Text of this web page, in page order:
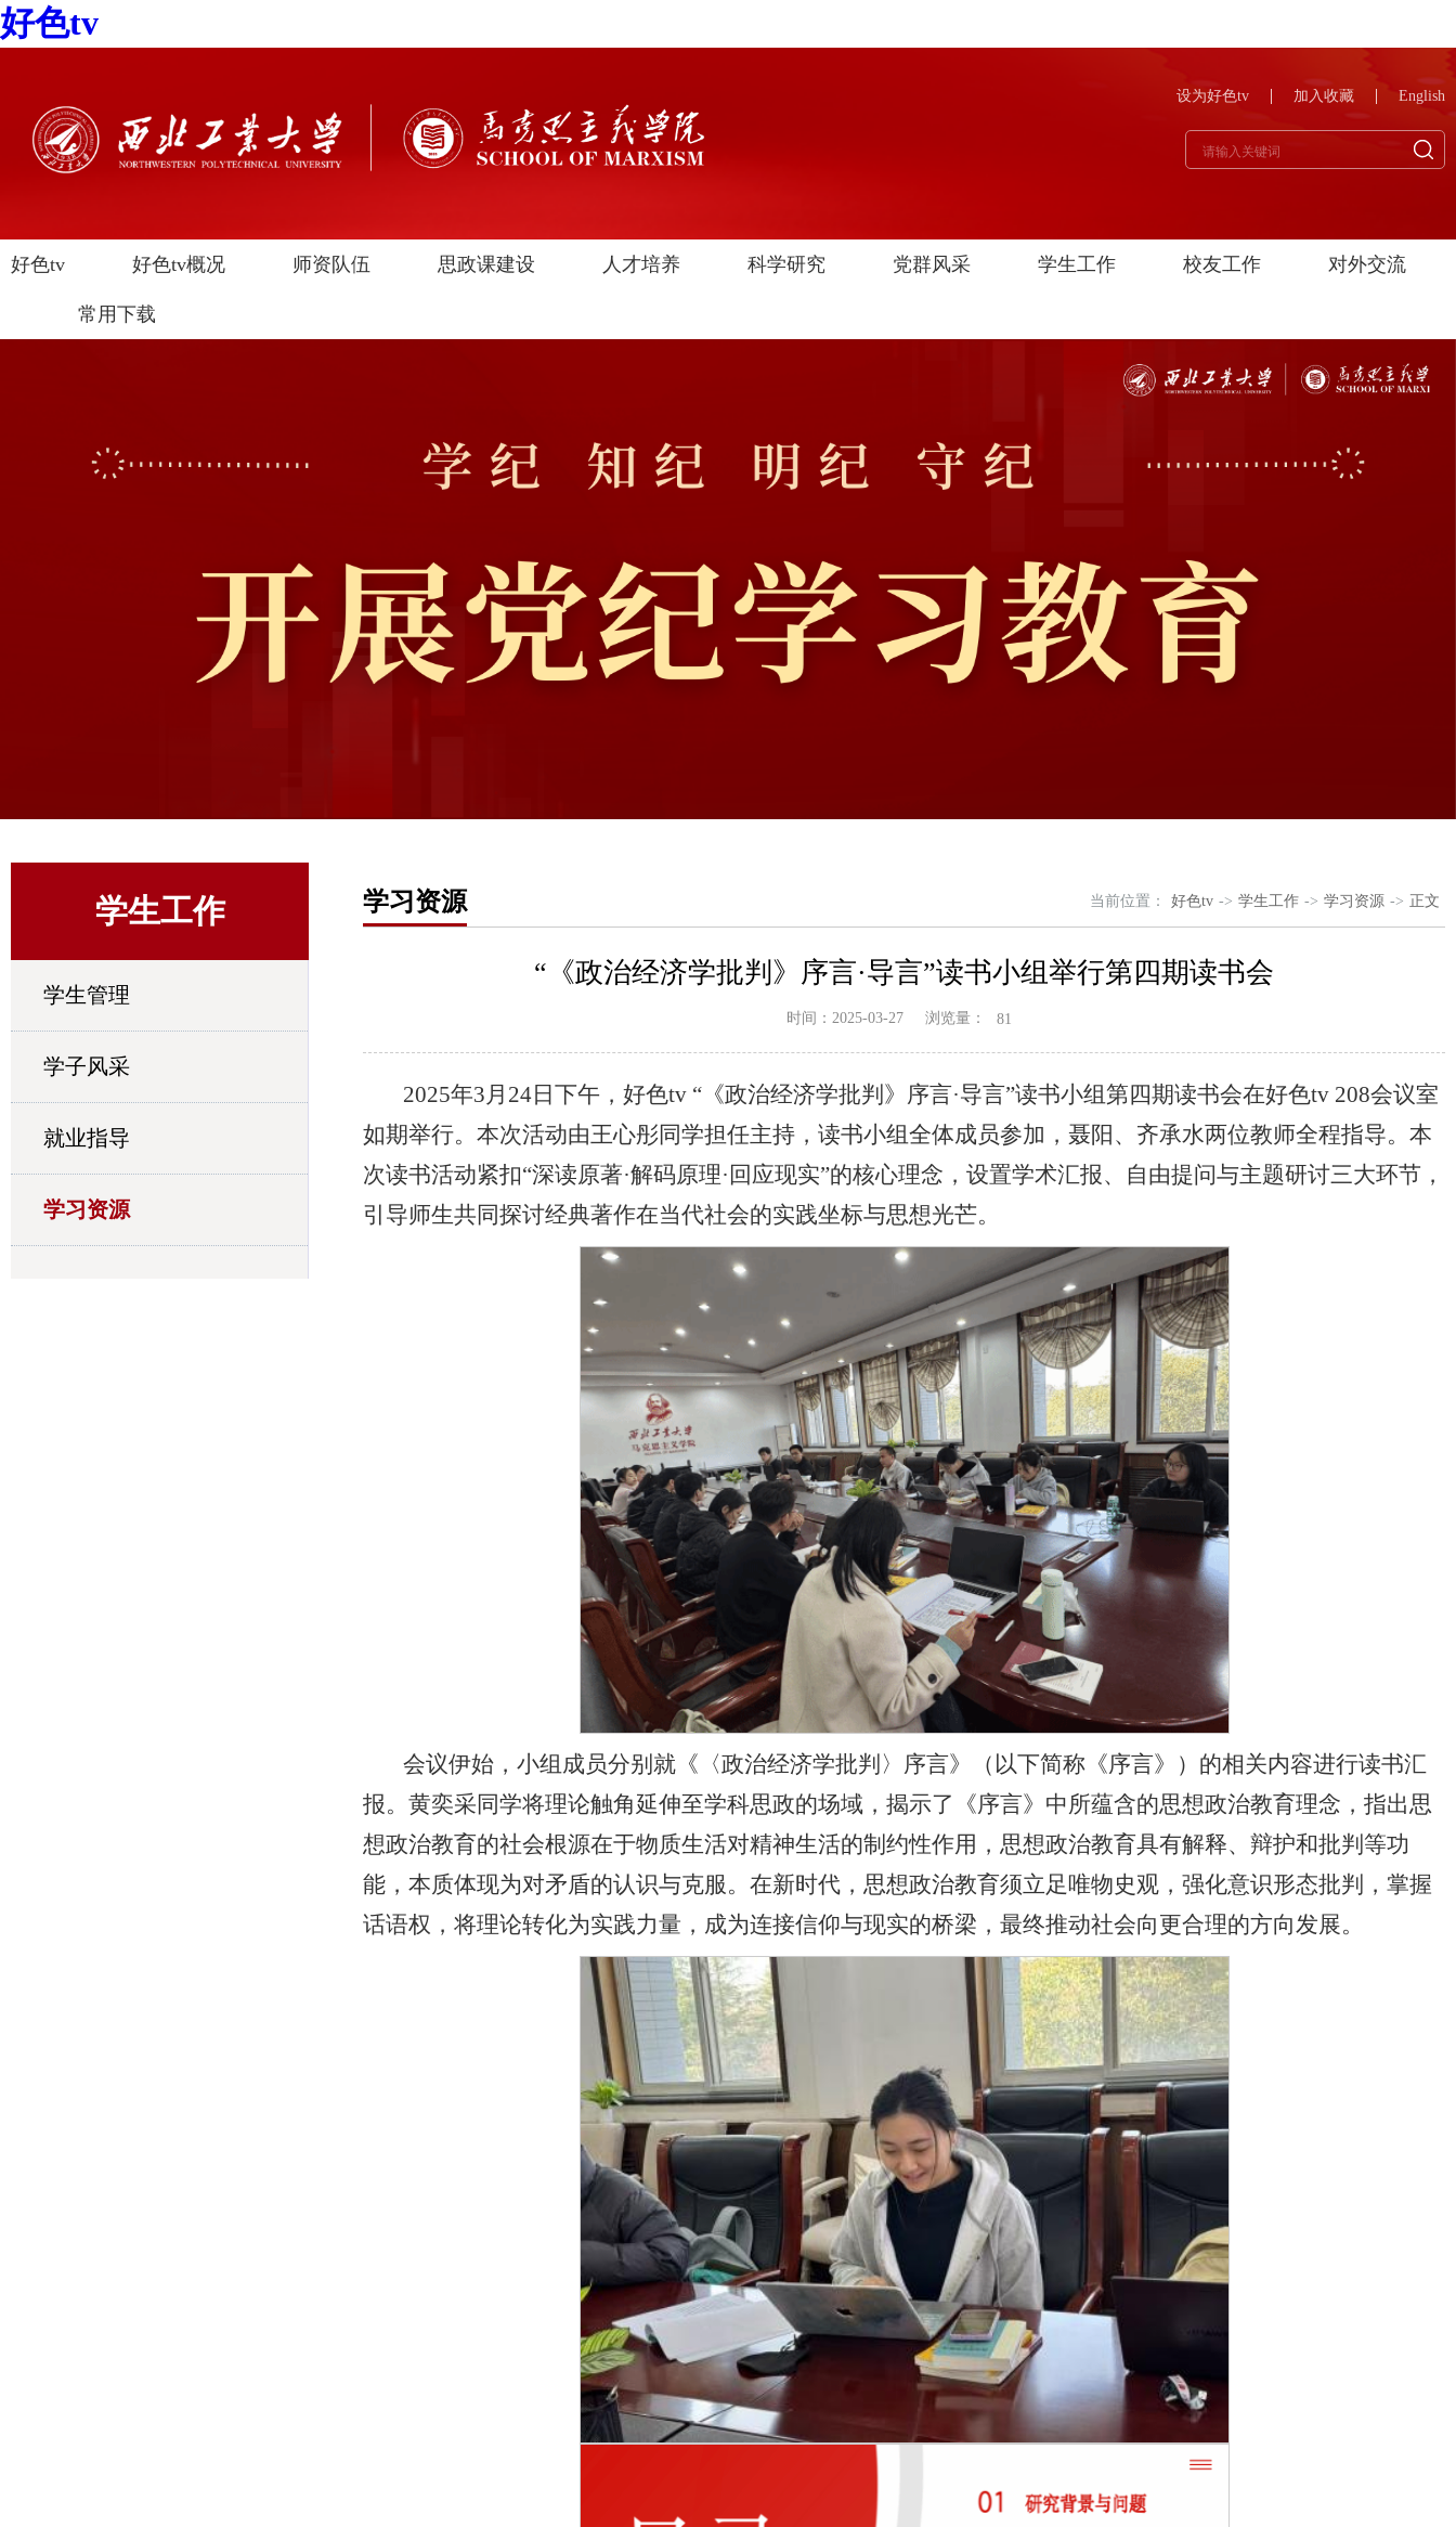
好色tv
设为好色tv 加入收藏 English
好色tv 好色tv概况 师资队伍 思政课建设 人才培养 科学研究 党群风采 学生工作 校友工作 对外交流
常用下载
学生工作
学生管理
学子风采
就业指导
学习资源
学习资源 当前位置： 好色tv -> 学生工作 -> 学习资源 -> 正文
“《政治经济学批判》序言·导言”读书小组举行第四期读书会
时间：2025-03-27 浏览量： 81
2025年3月24日下午，好色tv “《政治经济学批判》序言·导言”读书小组第四期读书会在好色tv 208会议室
如期举行。本次活动由王心彤同学担任主持，读书小组全体成员参加，聂阳、齐承水两位教师全程指导。本
次读书活动紧扣“深读原著·解码原理·回应现实”的核心理念，设置学术汇报、自由提问与主题研讨三大环节，
引导师生共同探讨经典著作在当代社会的实践坐标与思想光芒。
会议伊始，小组成员分别就《〈政治经济学批判〉序言》（以下简称《序言》）的相关内容进行读书汇
报。黄奕采同学将理论触角延伸至学科思政的场域，揭示了《序言》中所蕴含的思想政治教育理念，指出思
想政治教育的社会根源在于物质生活对精神生活的制约性作用，思想政治教育具有解释、辩护和批判等功
能，本质体现为对矛盾的认识与克服。在新时代，思想政治教育须立足唯物史观，强化意识形态批判，掌握
话语权，将理论转化为实践力量，成为连接信仰与现实的桥梁，最终推动社会向更合理的方向发展。